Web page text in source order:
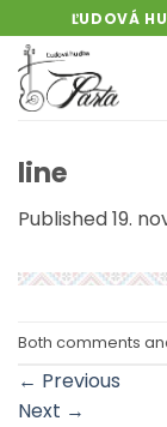
to
content
ĽUDOVÁ
line
Published19.
Both comments
← Previous
Next →